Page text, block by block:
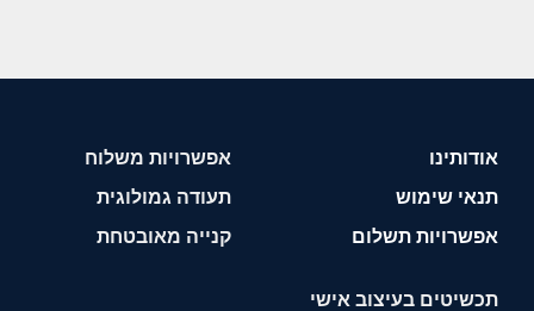
אודותינו
תנאי שימוש
אפשרויות תשלום
אפשרויות משלוח
תעודה גמולוגית
קנייה מאובטחת
תכשיטים בעיצוב אישי